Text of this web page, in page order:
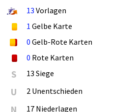
13 Vorlagen
1 Gelbe Karte
0 Gelb-Rote Karten
0 Rote Karten
S 13 Siege
U 2 Unentschieden
N 17 Niederlagen